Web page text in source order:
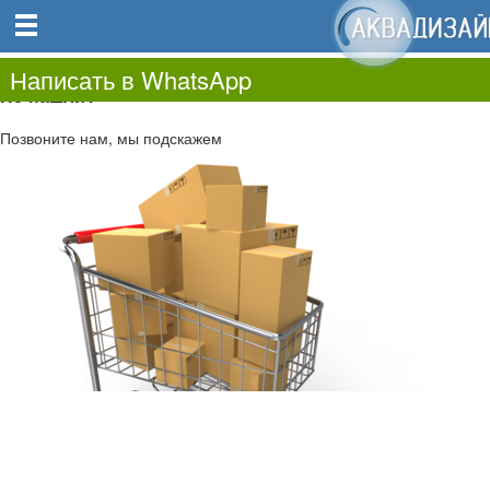
0.00
0
Не нашли?
Позвоните нам, мы подскажем
Написать в WhatsApp